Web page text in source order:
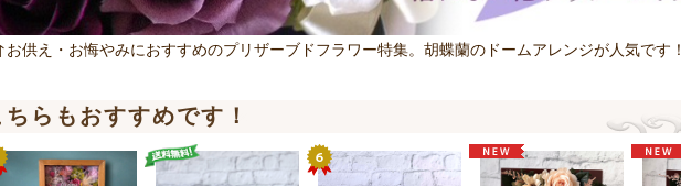
供え・お悔やみにおすすめのプリザーブドフラワー特集。胡蝶蘭のドームアレンジが人気です！
ちらもおすすめです！